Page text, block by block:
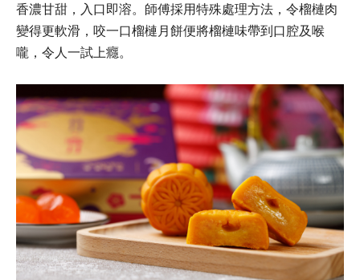
香濃甘甜，入口即溶。師傅採用特殊處理方法，令榴槤肉
變得更軟滑，咬一口榴槤月餅便將榴槤味帶到口腔及喉
嚨，令人一試上癮。